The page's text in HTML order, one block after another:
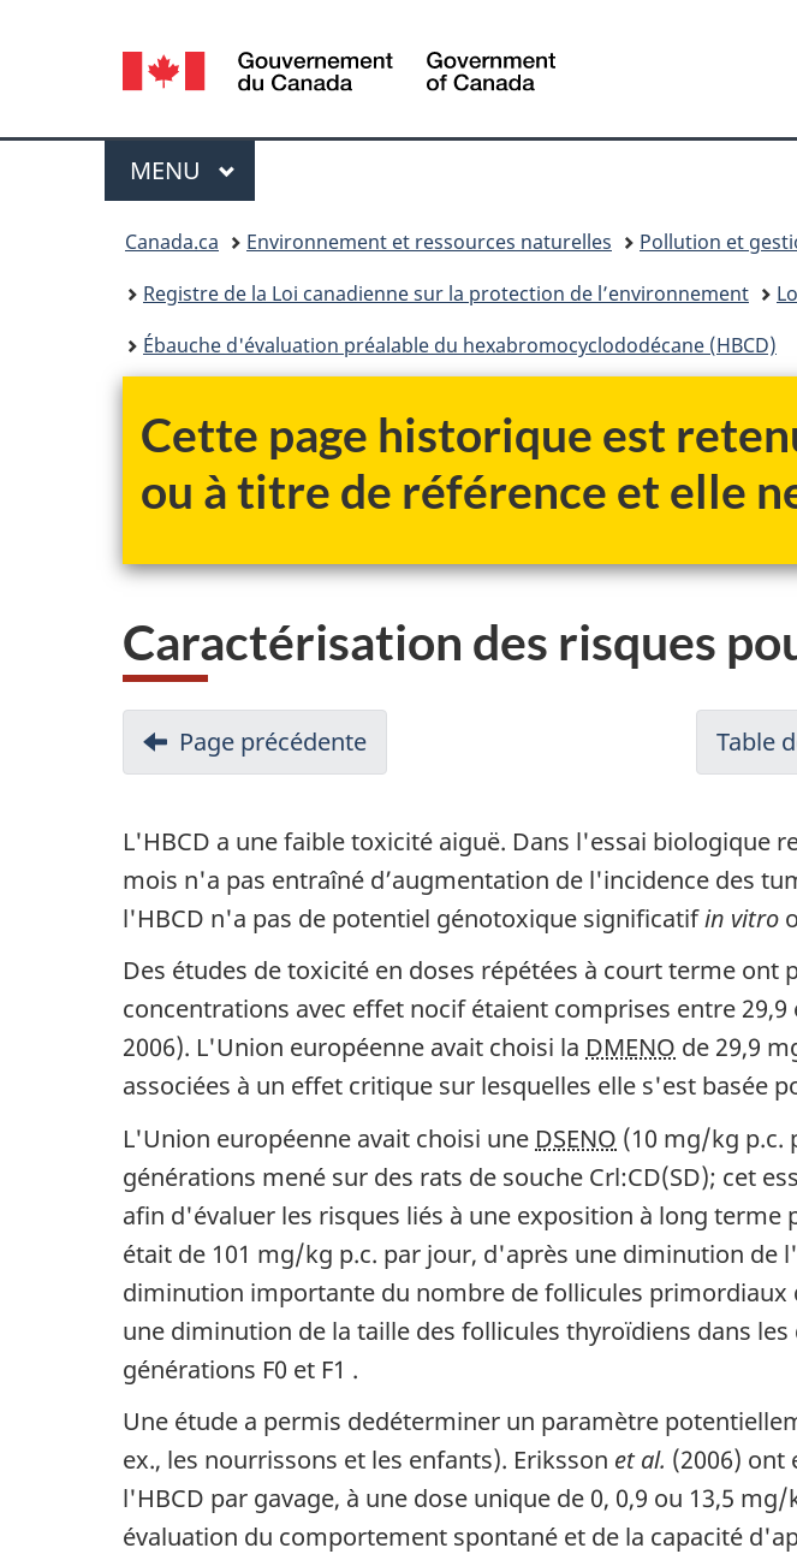
Sélection
de
la
langue
Canada
Menu
MENU PRINCIPAL
Canada.ca Environnement et ressources naturelles
Pollution et
Registre de la Loi canadienne sur la protection de l’environnement
Ébauche d'évaluation préalable du hexabromocyclododécane (HBCD)
Cette page historique est
ou à titre de référence et elle
Caractérisation des risques
N
a
v
i
g
a
t
i
o
n
d
a
n
s
u
n
d
o
Page précédente
Potentiel
nocifs
sur
la
santé
humaine
Table
L'HBCD a une faible toxicité aiguë. Dans l'essai biologique
mois n'a pas entraîné d’augmentation de l'incidence des
l'HBCD n'a pas de potentiel génotoxique significatifin vitro
Des études de toxicité en doses répétées à court terme
concentrations avec effet nocif étaient comprises entre
2006). L'Union européenne avait choisi la DMENO de 29,9
associées à un effet critique sur lesquelles elle s'est basée
L'Union européenne avait choisi une DSENO (10 mg/kg p.c.
générations mené sur des rats de souche Crl:CD(SD); cet
afin d'évaluer les risques liés à une exposition à long terme
était de 101 mg/kg p.c. par jour, d'après une diminution de
diminution importante du nombre de follicules
une diminution de la taille des follicules thyroïdiens dans
générations F0 et F1 .
Une étude a permis dedéterminer un paramètre
ex., les nourrissons et les enfants). Eriksson et al. (2006) ont
l'HBCD par gavage, à une dose unique de 0, 0,9 ou 13,5
évaluation du comportement spontané et de la capacité